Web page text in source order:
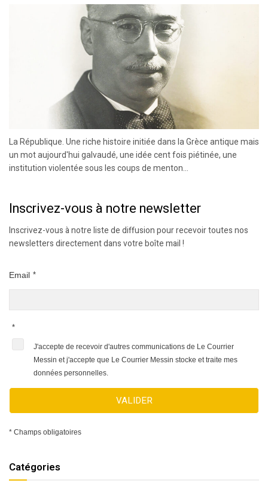
La République. Une riche histoire initiée dans la Grèce antique mais
un mot aujourd'hui galvaudé, une idée cent fois piétinée, une
institution violentée sous les coups de menton...
Inscrivez-vous à notre newsletter
Inscrivez-vous à notre liste de diffusion pour recevoir toutes nos
newsletters directement dans votre boîte mail !
Email *
*
J'accepte de recevoir d'autres communications de Le Courrier
Messin et j'accepte que Le Courrier Messin stocke et traite mes
données personnelles.
VALIDER
* Champs obligatoires
Catégories